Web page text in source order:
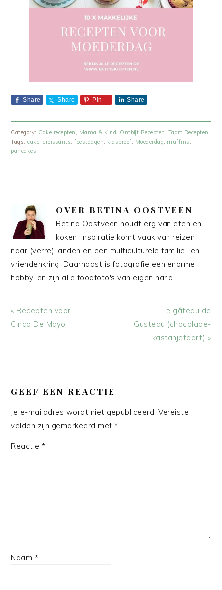
Share Share Pin Share
Category: Cake recepten , Mama & Kind , Ontbijt Recepten , Taart Recepten
Tags:cake,croissants,feestdagen, kidsproof, Moederdag, muffins ,
pancakes
OVER BETINA OOSTVEEN
Betina Oostveen houdt erg van eten en
koken. Inspiratie komt vaak van reizen
naar (verre) landen en een multiculturele familie- en
vriendenkring. Daarnaast is fotografie een enorme
hobby, en zijn alle foodfoto's van eigen hand.
Vorig
bericht:
« Recepten voor
Cinco De Mayo
Volgend
bericht:
Le gâteau de
Gusteau (chocolade-
kastanjetaart) »
INTERACTIES
GEEF EEN REACTIE
Je e-mailadres wordt niet gepubliceerd. Vereiste
velden zijn gemarkeerd met*
Reactie*
Naam *